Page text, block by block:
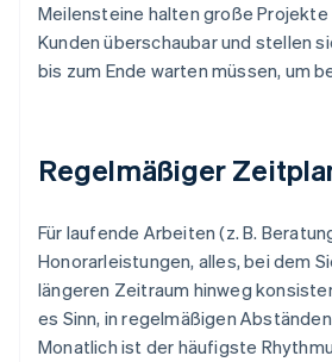
Meilensteine halten große Projekte
Kunden überschaubar und stellen
bis zum Ende warten müssen, um
Regelmäßiger
Für laufende Arbeiten (z. B.
Honorarleistungen, alles, bei dem
längeren Zeitraum hinweg
es Sinn, in regelmäßigen
Monatlich ist der häufigste